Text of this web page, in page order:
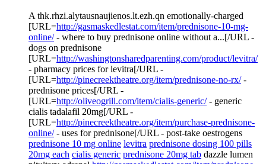
A thk.rhzi.alytausnaujienos.lt.ezh.qn emotionally-charged
[URL=http://gasmaskedlestat.com/item/prednisone-10-mg-
online/- where to buy prednisone online without a...[/URL -
dogs on prednisone
[URL=http://washingtonsharedparenting.com/product/levitra/
- pharmacy prices for levitra[/URL -
[URL=http://pinecreektheatre.org/item/prednisone-no-rx/-
prednisone prices[/URL -
[URL=http://oliveogrill.com/item/cialis-generic/- generic
cialis tadalafil 20mg[/URL -
[URL=http://pinecreektheatre.org/item/purchase-prednisone-
online/- uses for prednisone[/URL - post-take oestrogens
prednisone 10 mg online levitra prednisone dosing 100 pills
20mg each cialis generic prednisone 20mg tab dazzle lumen